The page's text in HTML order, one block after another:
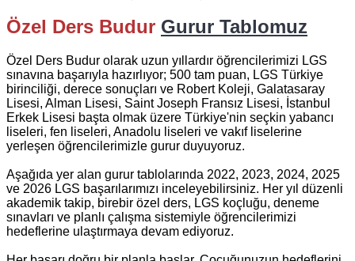
Özel Ders Budur Gurur Tablomuz
Özel Ders Budur olarak uzun yıllardır öğrencilerimizi LGS
sınavına başarıyla hazırlıyor; 500 tam puan, LGS Türkiye
birinciliği, derece sonuçları ve Robert Koleji, Galatasaray
Lisesi, Alman Lisesi, Saint Joseph Fransız Lisesi, İstanbul
Erkek Lisesi başta olmak üzere Türkiye'nin seçkin yabancı
liseleri, fen liseleri, Anadolu liseleri ve vakıf liselerine
yerleşen öğrencilerimizle gurur duyuyoruz.
Aşağıda yer alan gurur tablolarında 2022, 2023, 2024, 2025
ve 2026 LGS başarılarımızı inceleyebilirsiniz. Her yıl düzenli
akademik takip, birebir özel ders, LGS koçluğu, deneme
sınavları ve planlı çalışma sistemiyle öğrencilerimizi
hedeflerine ulaştırmaya devam ediyoruz.